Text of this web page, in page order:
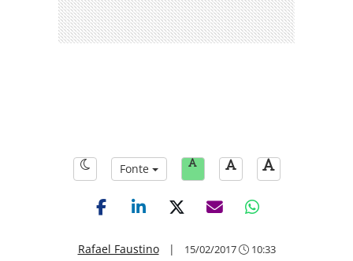
Fonte
Rafael Faustino| 15/02/2017 10:33